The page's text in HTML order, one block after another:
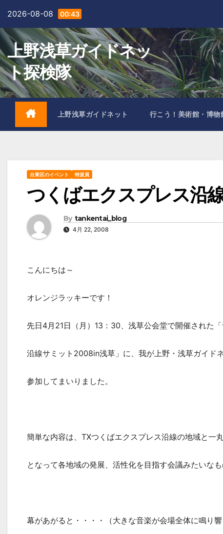
content
2026-08-08 00:43
上野浅草ガイドネッ
ト探検隊
上野浅草ガイドネット 行こう！美術館・博物
台東区のイベント 特派員
つくばエクスプレス沿
By tankentai_blog
4月 22, 2008
こんにちは～
オレンジラッキーです！
先日4月21日（月）13：30、浅草公会堂で開催された
沿線サミット2008in浅草」に、我が上野・浅草ガイド
参加してまいりました。
簡単な内容は、TXつくばエクスプレス沿線の地域と一
となって各地域の発展、活性化を目指す会議みたいなも
幕があがると・・・・（大きな音楽が会場全体に鳴り響